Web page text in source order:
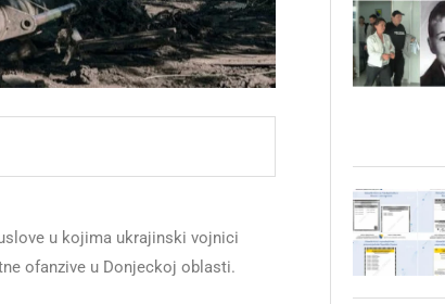
u kojima ukrajinski vojnici
ofanzive u Donjeckoj oblasti.